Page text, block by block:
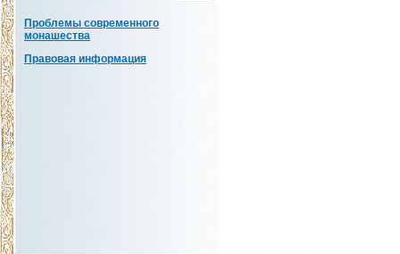
Проблемы современного
монашества
Правовая информация